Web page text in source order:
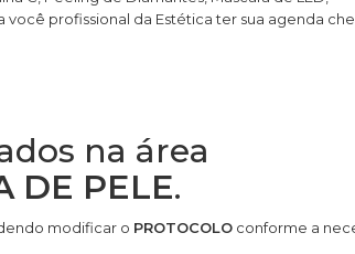
profissional da Estética ter sua agenda
na área
DE PELE.
modificar o PROTOCOLOconforme a